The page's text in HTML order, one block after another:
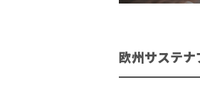
欧州サステ